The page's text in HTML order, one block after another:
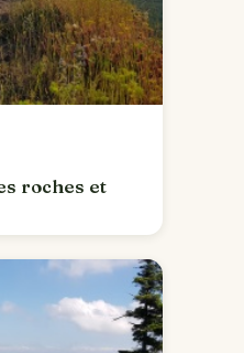
roches et